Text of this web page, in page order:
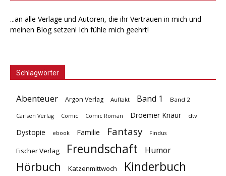
...an alle Verlage und Autoren, die ihr Vertrauen in mich und
meinen Blog setzen! Ich fühle mich geehrt!
Schlagwörter
Abenteuer Argon Verlag Auftakt Band 1 Band 2
Carlsen Verlag Comic Comic Roman Droemer Knaur dtv
Dystopie ebook Familie Fantasy Findus
Fischer Verlag Freundschaft Humor
Hörbuch Katzenmittwoch Kinderbuch